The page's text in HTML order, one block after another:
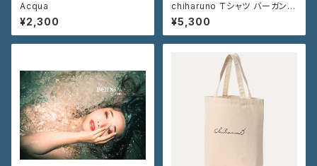
Acqua
¥2,300
chiharuno Tシャツ バーガンデ
ィ ブラック
¥5,300